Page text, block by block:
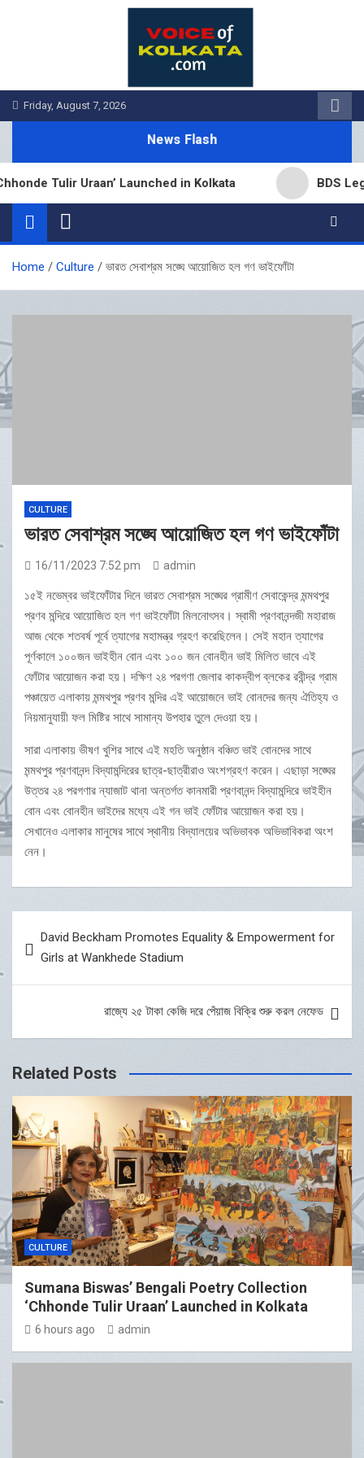
Friday, August 7, 2026
News Flash
Tulir Uraan’ Launched in Kolkata BDS Legal
Home Culture ভারত সেবাশ্রম সঙ্ঘে আয়োজিত হল গণ ভাইফোঁটা
CULTURE
ভারত সেবাশ্রম সঙ্ঘে আয়োজিত হল গণ ভাইফোঁটা
16/11/2023 7:52 pm admin
১৫ই নভেম্বর ভাইফোঁটার দিনে ভারত সেবাশ্রম সঙ্ঘের গ্রামীণ সেবাকেন্দ্র মন্মথপুর
প্রণব মন্দিরে আয়োজিত হল গণ ভাইফোঁটা মিলনোৎসব। স্বামী প্রণবানন্দজী মহারাজ
আজ থেকে শতবর্ষ পূর্বে ত্যাগের মহামন্ত্র গ্রহণ করেছিলেন। সেই মহান ত্যাগের
পূর্ণকালে ১০০জন ভাইহীন বোন এবং ১০০ জন বোনহীন ভাই মিলিত ভাবে এই
ফোঁটার আয়োজন করা হয়। দক্ষিণ ২৪ পরগণা জেলার কাকদ্বীপ ব্লকের রবীন্দ্র গ্রাম
পঞ্চায়েত এলাকায় মন্মথপুর প্রণব মন্দির এই আয়োজনে ভাই বোনদের জন্য ঐতিহ্য ও
নিয়মানুযায়ী ফল মিষ্টির সাথে সামান্য উপহার তুলে দেওয়া হয়।
সারা এলাকায় ভীষণ খুশির সাথে এই মহতি অনুষ্ঠান বঞ্চিত ভাই বোনদের সাথে
মন্মথপুর প্রণবানন্দ বিদ্যামন্দিরের ছাত্র-ছাত্রীরাও অংশগ্রহণ করেন। এছাড়া সঙ্ঘের
উত্তর ২৪ পরগণার ন্যাজাট থানা অন্তর্গত কানমারী প্রণবানন্দ বিদ্যামন্দিরে ভাইহীন
বোন এবং বোনহীন ভাইদের মধ্যে এই গন ভাই ফোঁটার আয়োজন করা হয়।
সেখানেও এলাকার মানুষের সাথে স্থানীয় বিদ্যালয়ের অভিভাবক অভিভাবিকরা অংশ
নেন।
navigation
David Beckham Promotes Equality & Empowerment for
Girls at Wankhede Stadium
রাজ্যে ২৫ টাকা কেজি দরে পেঁয়াজ বিক্রি শুরু করল নেফেড
Related Posts
CULTURE
Sumana Biswas’ Bengali Poetry Collection
‘Chhonde Tulir Uraan’ Launched in Kolkata
6 hours ago admin